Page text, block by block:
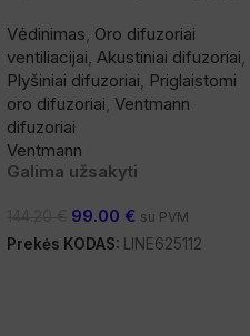
Vėdinimas Oro difuzoriai
ventiliacijai Akustiniai difuzoriai
Plyšiniai difuzoriai Priglaistomi
oro difuzoriai Ventmann
difuzoriai
Ventmann
Galima užsakyti
99.00 € su PVM
Prekės KODAS: LINE625112